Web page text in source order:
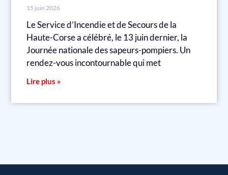
15 juin 2026
Le Service d’Incendie et de Secours de la
Haute-Corse a célébré, le 13 juin dernier, la
Journée nationale des sapeurs-pompiers. Un
rendez-vous incontournable qui met
Lire plus »